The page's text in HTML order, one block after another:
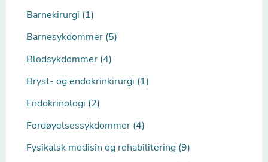
Barnekirurgi (1)
Barnesykdommer (5)
Blodsykdommer (4)
Bryst- og endokrinkirurgi (1)
Endokrinologi (2)
Fordøyelsessykdommer (4)
Fysikalsk medisin og rehabilitering (9)